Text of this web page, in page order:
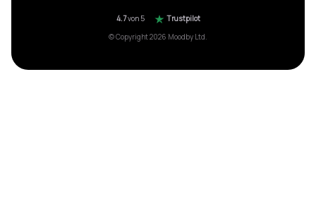
4.7von 5
Trustpilot
© Copyright 2026 Moodby Ltd.